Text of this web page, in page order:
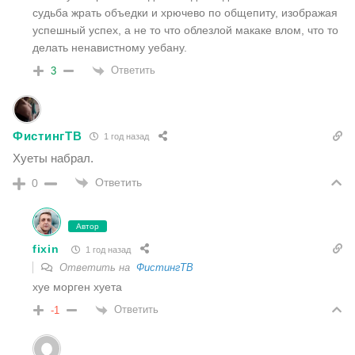
судьба жрать объедки и хрючево по общепиту, изображая
успешный успех, а не то что облезлой макаке влом, что то
делать ненавистному уебану.
3 Ответить
ФистингТВ 1 год назад
Хуеты набрал.
0 Ответить
Автор
fixin 1 год назад
Ответить на ФистингТВ
хуе морген хуета
-1 Ответить